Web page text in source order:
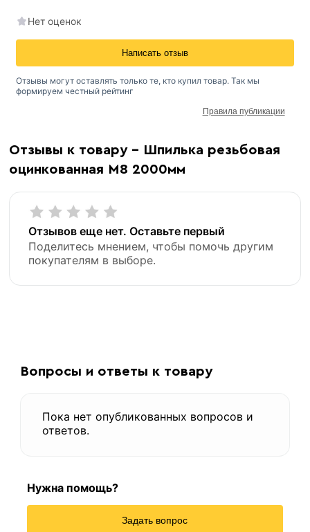
Отзывы к товару - Шпилька резьбовая
оцинкованная М8 2000мм
Отзывов еще нет. Оставьте первый
Поделитесь мнением, чтобы помочь другим
покупателям в выборе.
Нет оценок
Написать отзыв
Отзывы могут оставлять только те, кто купил товар. Так мы
формируем честный рейтинг
Правила публикации
Вопросы и ответы к товару
Пока нет опубликованных вопросов и
ответов.
Нужна помощь?
Задать вопрос